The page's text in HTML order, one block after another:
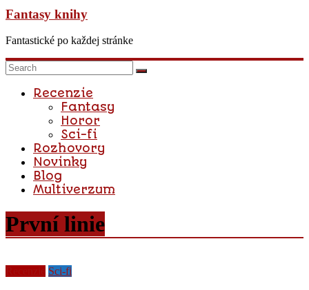
Fantasy knihy
Fantastické po každej stránke
Recenzie
Fantasy
Horor
Sci-fi
Rozhovory
Novinky
Blog
Multiverzum
První linie
Sci-fi